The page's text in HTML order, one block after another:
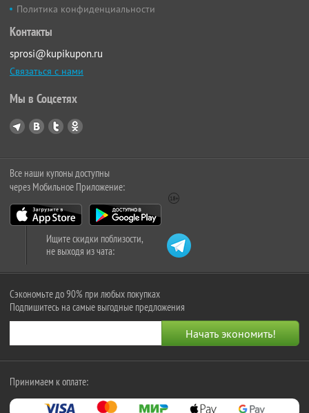
Политика конфиденциальности
Контакты
sprosi@kupikupon.ru
Связаться с нами
Мы в Соцсетях
Все наши купоны доступны
через Мобильное Приложение:
Ищите скидки поблизости,
не выходя из чата:
Сэкономьте до 90% при любых покупках
Подпишитесь на самые выгодные предложения
Принимаем к оплате: